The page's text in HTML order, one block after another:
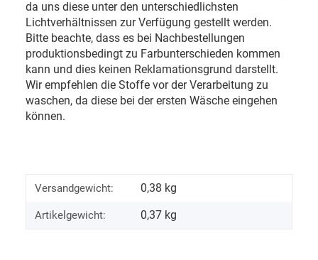
da uns diese unter den unterschiedlichsten
Lichtverhältnissen zur Verfügung gestellt werden.
Bitte beachte, dass es bei Nachbestellungen
produktionsbedingt zu Farbunterschieden kommen
kann und dies keinen Reklamationsgrund darstellt.
Wir empfehlen die Stoffe vor der Verarbeitung zu
waschen, da diese bei der ersten Wäsche eingehen
können.
Versandgewicht: 0,38 kg
Artikelgewicht: 0,37 kg